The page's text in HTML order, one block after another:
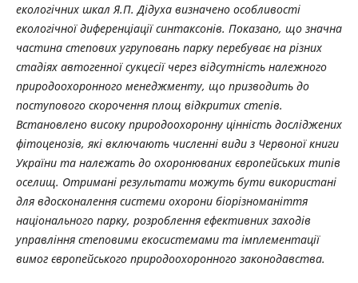
екологічних шкал Я.П. Дідуха визначено особливості
екологічної диференціації синтаксонів. Показано, що значна
частина степових угруповань парку перебуває на різних
стадіях автогенної сукцесії через відсутність належного
природоохоронного менеджменту, що призводить до
поступового скорочення площ відкритих степів.
Встановлено високу природоохоронну цінність досліджених
фітоценозів, які включають численні види з Червоної книги
України та належать до охоронюваних європейських типів
оселищ. Отримані результати можуть бути використані
для вдосконалення системи охорони біорізноманіття
національного парку, розроблення ефективних заходів
управління степовими екосистемами та імплементації
вимог європейського природоохоронного законодавства.